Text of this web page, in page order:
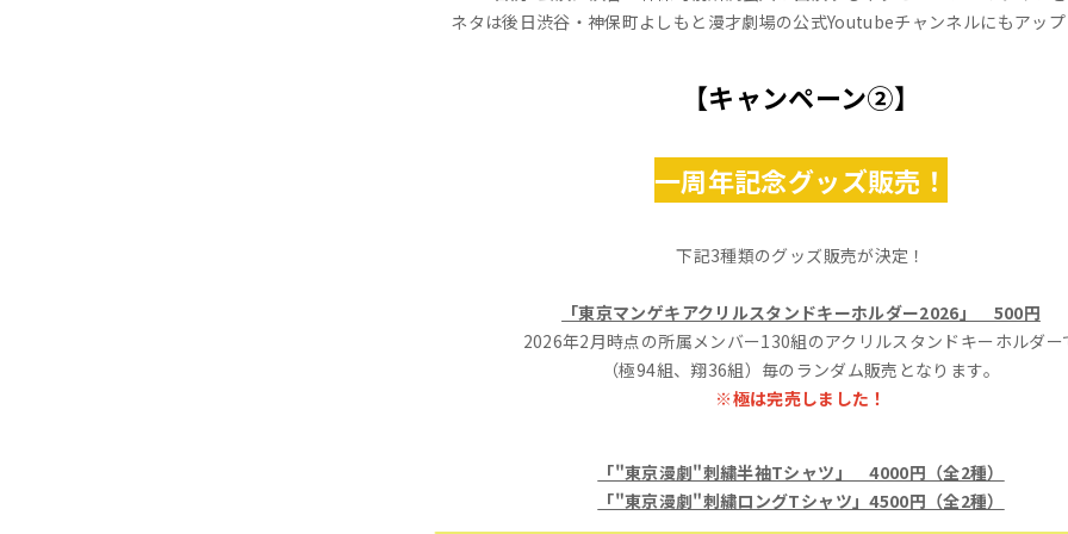
ネタは後日渋谷・神保町よしもと漫才劇場の公式Youtubeチャンネルにもアップ
【キャンペーン②】
一周年記念グッズ販売！
下記3種類のグッズ販売が決定！
「東京マンゲキアクリルスタンドキーホルダー2026」 500円
2026年2月時点の所属メンバー130組のアクリルスタンドキーホルダー
（極94組、翔36組）毎のランダム販売となります。
※極は完売しました！
「"東京漫劇"刺繍半袖Tシャツ」 4000円（全2種）
「"東京漫劇"刺繍ロングTシャツ」4500円（全2種）